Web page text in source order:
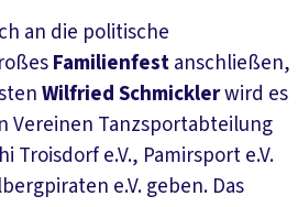
an die politische
Familienfestanschließen,
Wilfried Schmicklerwird es
Vereinen Tanzsportabteilung
Troisdorf e.V., Pamirsport e.V.
e.V. geben. Das